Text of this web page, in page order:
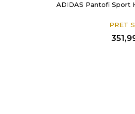
ADIDAS Pantofi Sport
PRET